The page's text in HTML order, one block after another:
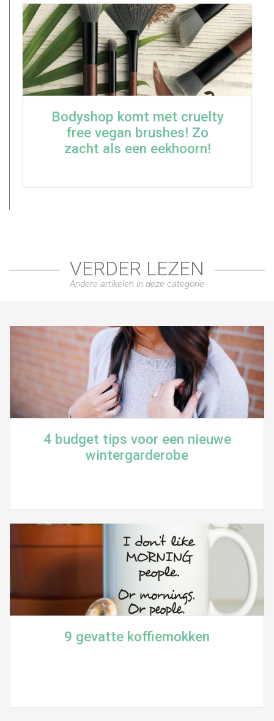
Bodyshop komt met cruelty
free vegan brushes! Zo
zacht als een eekhoorn!
VERDER LEZEN
Andere artikelen in deze categorie
4 budget tips voor een nieuwe
wintergarderobe
9 gevatte koffiemokken